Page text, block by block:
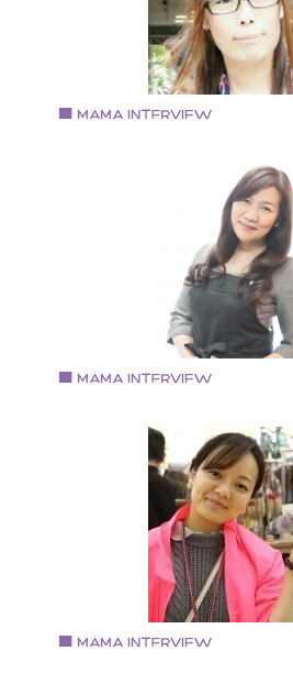
後縁あってブライダル業界
者を兼任しつつ、結婚式や
として勤務 出産後も再びブ
も現在は退職し、2014年秋
げ作家活動を開始 小学2年生
キャンドルアーティスト
1981年大阪府東大阪市生ま
ャンドルアーティスト
村木陽子さん
NailSalon＆BeautyCare 【
1964年生れ。栃木宇都宮市
と転勤族の夫の5人家族。 大
後、NPO法人に所属し福祉
金庫、地銀に勤務し、お金
キルを活かしたネイリスト
起業セミナーに参加し満を持